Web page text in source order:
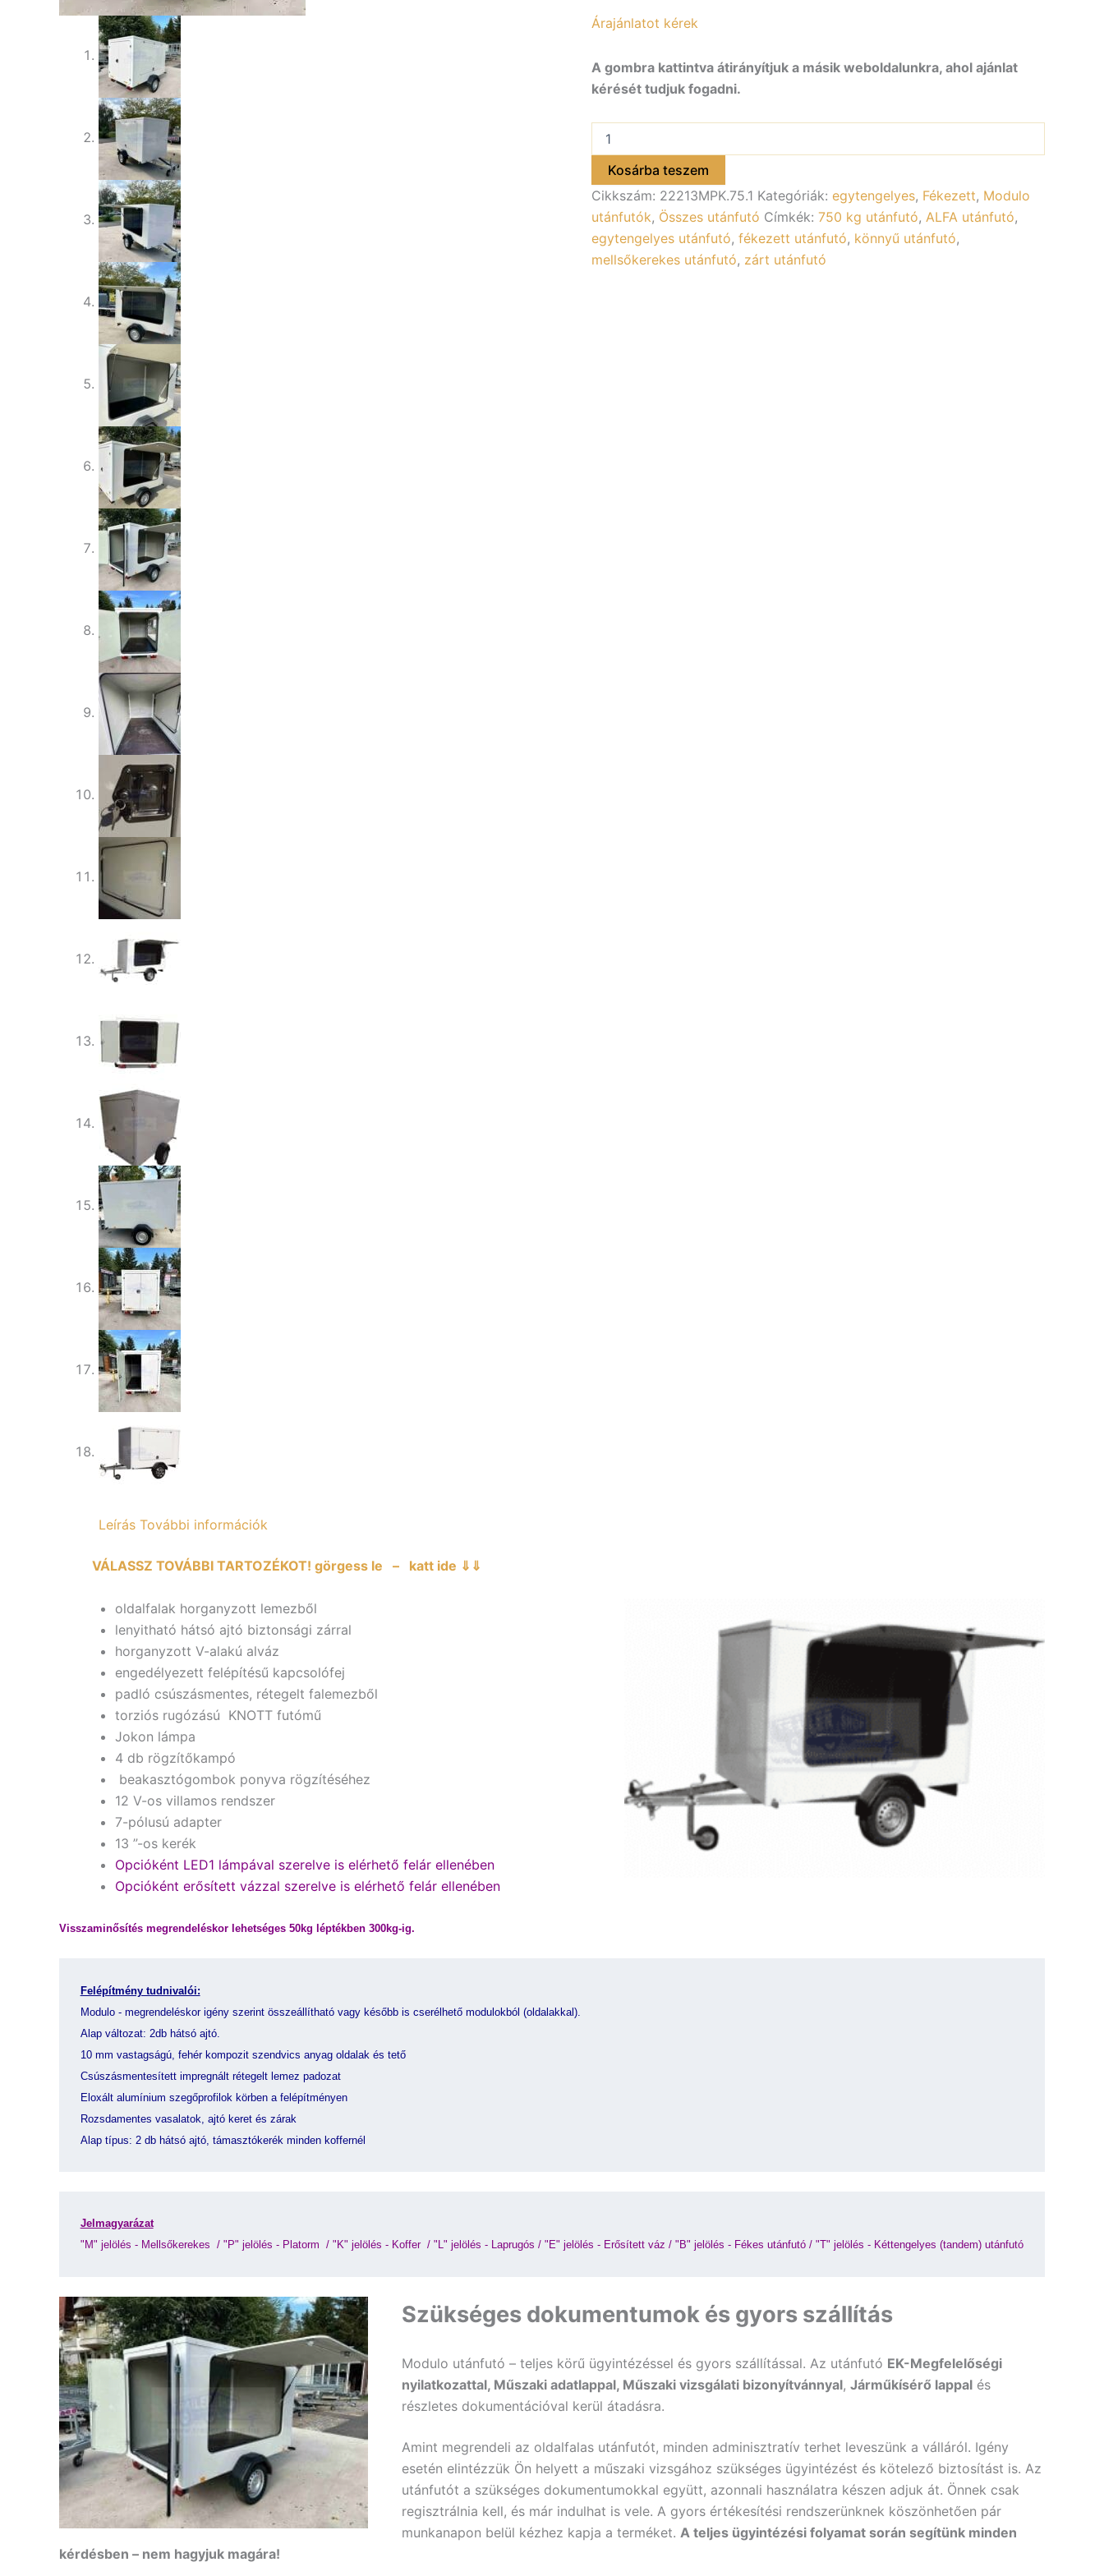
Árajánlatot kérek
A gombra kattintva átirányítjuk a másik weboldalunkra, ahol ajánlat
kérését tudjuk fogadni.
Modulo
22213MPK.75.1
egytengelyes
2,18×1,32m
750kg,
fékezett
Kosárba teszem
Cikkszám: 22213MPK.75.1 Kategóriák: egytengelyes, Fékezett, Modulo
utánfutók, Összes utánfutó Címkék: 750 kg utánfutó, ALFA utánfutó,
egytengelyes utánfutó, fékezett utánfutó, könnyű utánfutó,
mellsőkerekes utánfutó, zárt utánfutó
Leírás További információk
VÁLASSZ TOVÁBBI TARTOZÉKOT! görgess le – katt ide ⇓⇓
oldalfalak horganyzott lemezből
lenyitható hátsó ajtó biztonsági zárral
horganyzott V-alakú alváz
engedélyezett felépítésű kapcsolófej
padló csúszásmentes, rétegelt falemezből
torziós rugózású KNOTT futómű
Jokon lámpa
4 db rögzítőkampó
beakasztógombok ponyva rögzítéséhez
12 V-os villamos rendszer
7-pólusú adapter
13 ”-os kerék
Opcióként LED1 lámpával szerelve is elérhető felár ellenében
Opcióként erősített vázzal szerelve is elérhető felár ellenében
Visszaminősítés megrendeléskor lehetséges 50kg léptékben 300kg-ig.
Felépítmény tudnivalói:
Modulo - megrendeléskor igény szerint összeállítható vagy később is cserélhető modulokból (oldalakkal).
Alap változat: 2db hátsó ajtó.
10 mm vastagságú, fehér kompozit szendvics anyag oldalak és tető
Csúszásmentesített impregnált rétegelt lemez padozat
Eloxált alumínium szegőprofilok körben a felépítményen
Rozsdamentes vasalatok, ajtó keret és zárak
Alap típus: 2 db hátsó ajtó, támasztókerék minden koffernél
Jelmagyarázat
"M" jelölés - Mellsőkerekes / "P" jelölés - Platorm / "K" jelölés - Koffer / "L" jelölés - Laprugós / "E" jelölés - Erősített váz / "B" jelölés - Fékes utánfutó / "T" jelölés - Kéttengelyes (tandem) utánfutó
Szükséges dokumentumok és gyors szállítás
Modulo utánfutó – teljes körű ügyintézéssel és gyors szállítással. Az utánfutó EK-Megfelelőségi
nyilatkozattal, Műszaki adatlappal, Műszaki vizsgálati bizonyítvánnyal, Járműkísérő lappalés
részletes dokumentációval kerül átadásra.
Amint megrendeli az oldalfalas utánfutót, minden adminisztratív terhet leveszünk a válláról. Igény
esetén elintézzük Ön helyett a műszaki vizsgához szükséges ügyintézést és kötelező biztosítást is. Az
utánfutót a szükséges dokumentumokkal együtt, azonnali használatra készen adjuk át. Önnek csak
regisztrálnia kell, és már indulhat is vele. A gyors értékesítési rendszerünknek köszönhetően pár
munkanapon belül kézhez kapja a terméket. A teljes ügyintézési folyamat során segítünk minden
kérdésben – nem hagyjuk magára!